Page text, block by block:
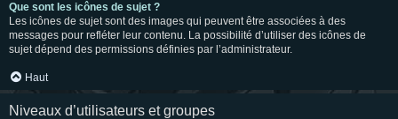
Que sont les icônes de sujet ?
Les icônes de sujet sont des images qui peuvent être associées à des
messages pour refléter leur contenu. La possibilité d’utiliser des icônes de
sujet dépend des permissions définies par l’administrateur.
Haut
Niveaux d’utilisateurs et groupes